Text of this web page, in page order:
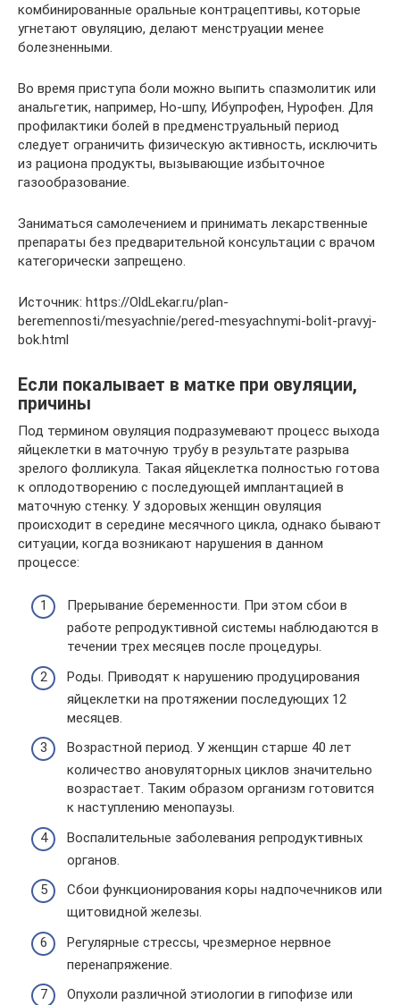
комбинированные оральные контрацептивы, которые
угнетают овуляцию, делают менструации менее
болезненными.
Во время приступа боли можно выпить спазмолитик или
анальгетик, например, Но-шпу, Ибупрофен, Нурофен. Для
профилактики болей в предменструальный период
следует ограничить физическую активность, исключить
из рациона продукты, вызывающие избыточное
газообразование.
Заниматься самолечением и принимать лекарственные
препараты без предварительной консультации с врачом
категорически запрещено.
Источник: https://OldLekar.ru/plan-
beremennosti/mesyachnie/pered-mesyachnymi-bolit-pravyj-
bok.html
Если покалывает в матке при овуляции,
причины
Под термином овуляция подразумевают процесс выхода
яйцеклетки в маточную трубу в результате разрыва
зрелого фолликула. Такая яйцеклетка полностью готова
к оплодотворению с последующей имплантацией в
маточную стенку. У здоровых женщин овуляция
происходит в середине месячного цикла, однако бывают
ситуации, когда возникают нарушения в данном
процессе:
Прерывание беременности. При этом сбои в
работе репродуктивной системы наблюдаются в
течении трех месяцев после процедуры.
Роды. Приводят к нарушению продуцирования
яйцеклетки на протяжении последующих 12
месяцев.
Возрастной период. У женщин старше 40 лет
количество ановуляторных циклов значительно
возрастает. Таким образом организм готовится
к наступлению менопаузы.
Воспалительные заболевания репродуктивных
органов.
Сбои функционирования коры надпочечников или
щитовидной железы.
Регулярные стрессы, чрезмерное нервное
перенапряжение.
Опухоли различной этиологии в гипофизе или